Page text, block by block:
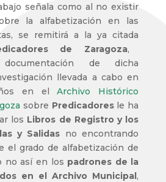
señala como al no existir
la alfabetización en las
se remitirá a la ya citada
de Zaragoza,
de dicha
llevada a cabo en
en elArchivo Histórico
sobre Predicadoresle ha
los Libros de Registro y los
y Salidas no encontrando
el grado de alfabetización de
no así en los padrones de la
en el Archivo Municipal,